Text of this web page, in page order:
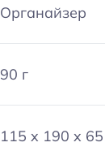
Органайзер
90 г
115 x 190 x